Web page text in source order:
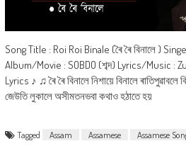
Song Title : Roi Roi Binale (ৰৈ ৰৈ বিনালে )
Album/Movie : SOBDO (শব্দ) Lyrics/Music :
Lyrics ♪ ♫ ৰৈ ৰৈ বিনালে নিশায়ে বিনালে ৰাতিপুৱাবলে
জেউতি লুকালে অসীমতনভবা কথাও হঠাতে হয়
Tagged Assam Assamese Assamese